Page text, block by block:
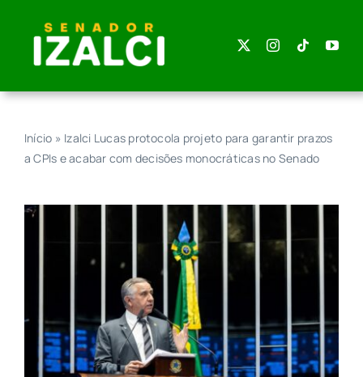
content
Início » Izalci Lucas protocola projeto para garantir prazos
a CPIs e acabar com decisões monocráticas no Senado